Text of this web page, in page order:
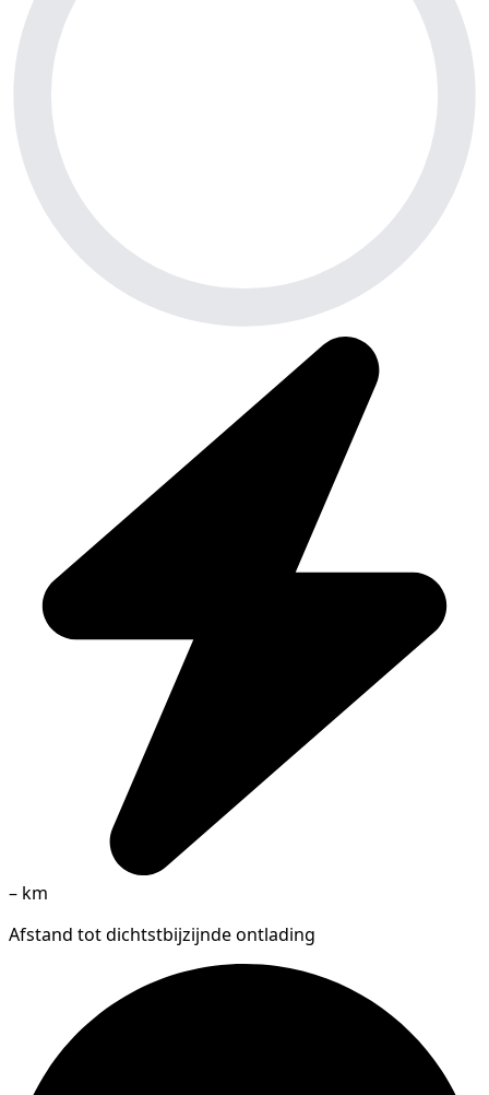
– km
Afstand tot dichtstbijzijnde ontlading